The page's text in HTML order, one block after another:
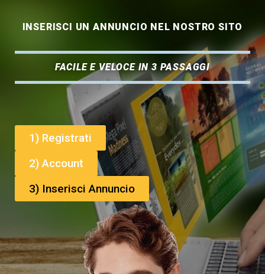
INSERISCI UN ANNUNCIO NEL NOSTRO SITO
FACILE E VELOCE IN 3 PASSAGGI
1) Registrati
2) Account
3) Inserisci Annuncio